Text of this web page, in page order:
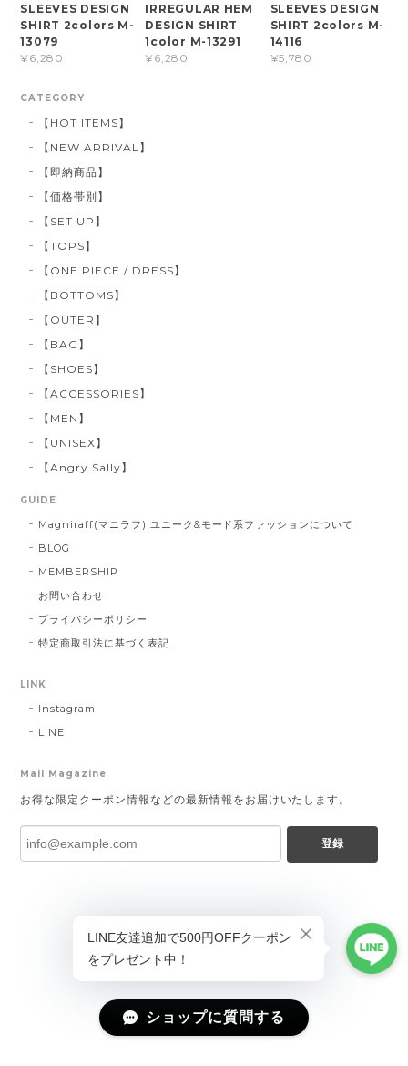
SLEEVES DESIGN
SHIRT 2colors M-
13079
¥6,280
IRREGULAR HEM
DESIGN SHIRT
1color M-13291
¥6,280
SLEEVES DESIGN
SHIRT 2colors M-
14116
¥5,780
CATEGORY
【HOT ITEMS】
【NEW ARRIVAL】
【即納商品】
【価格帯別】
【SET UP】
【TOPS】
【ONE PIECE / DRESS】
【BOTTOMS】
【OUTER】
【BAG】
【SHOES】
【ACCESSORIES】
【MEN】
【UNISEX】
【Angry Sally】
GUIDE
Magniraff(マニラフ) ユニーク&モード系ファッションについて
BLOG
MEMBERSHIP
お問い合わせ
プライバシーポリシー
特定商取引法に基づく表記
LINK
Instagram
LINE
Mail Magazine
お得な限定クーポン情報などの最新情報をお届けいたします。
登録
ショップに質問する